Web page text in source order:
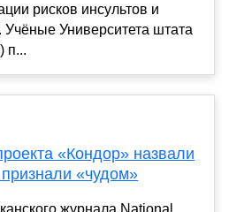
рисков инсультов и
Университета штата
п...
«Кондор» назвали
«чудом»
журнала National